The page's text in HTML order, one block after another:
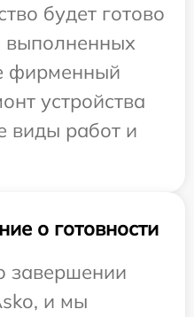
будет готово
выполненных
фирменный
устройства
виды работ и
о готовности
и мы